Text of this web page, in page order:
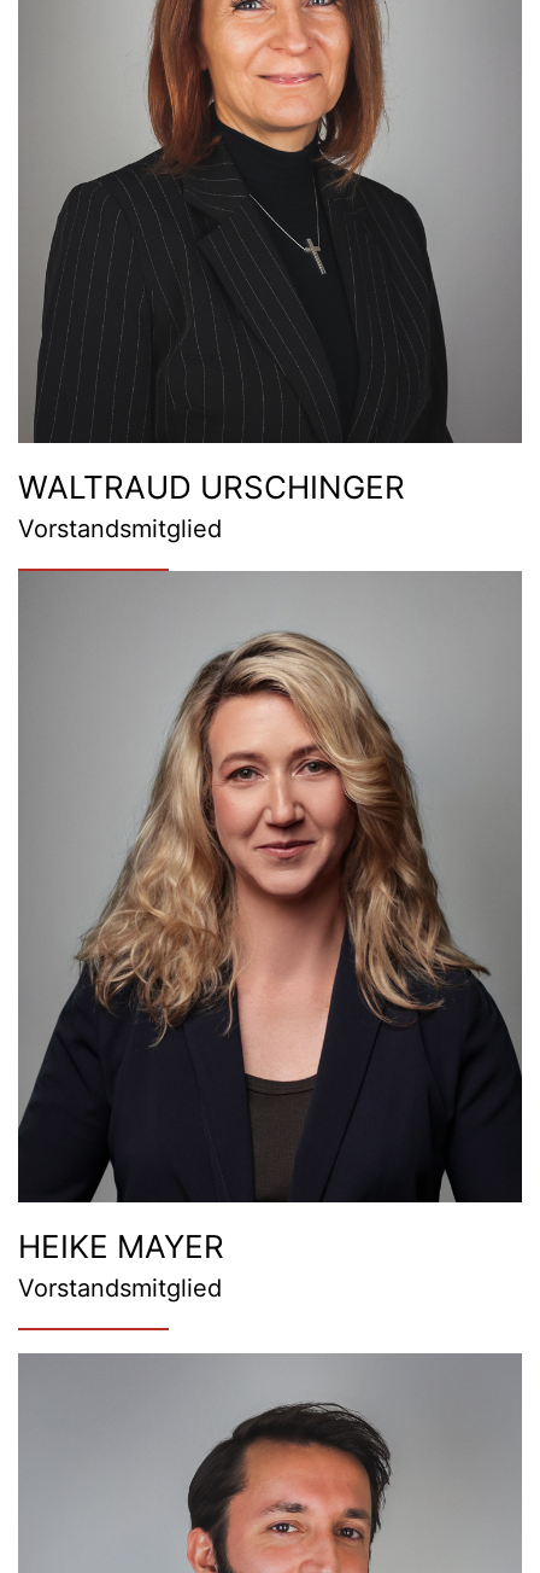
WALTRAUD URSCHINGER
Vorstandsmitglied
HEIKE MAYER
Vorstandsmitglied